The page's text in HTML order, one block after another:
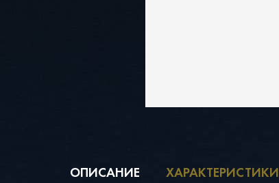
ОПИСАНИЕ ХАРАКТЕРИСТИКИ